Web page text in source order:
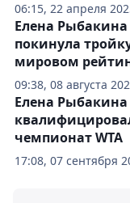
06:15, 22 апреля
09:38, 08 августа
Елена
покинула
мировом
17:08, 07 сентября
Елена
чемпионат WTA